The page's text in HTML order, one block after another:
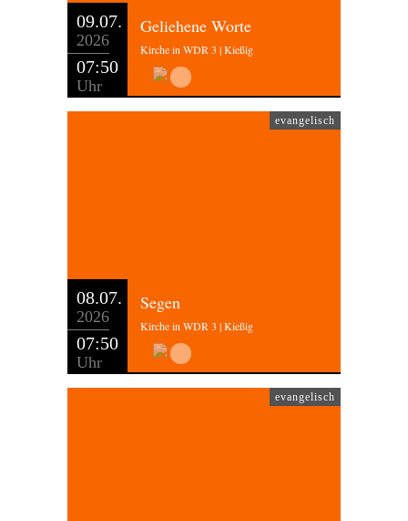
09.07.
2026
07:50
Uhr
Geliehene Worte
Kirche in WDR 3 | Kießig
evangelisch
08.07.
2026
07:50
Uhr
Segen
Kirche in WDR 3 | Kießig
evangelisch